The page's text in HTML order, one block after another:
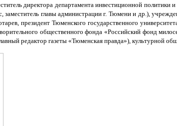
директора департамента инвестиционной
главы администрации г. Тюмени и др.),
президент Тюменского государственного
общественного фонда «Российский фонд
редактор газеты «Тюменская правда»), культурной